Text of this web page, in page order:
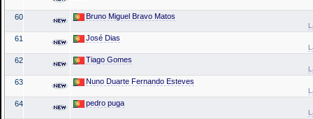
60 Bruno Miguel Bravo Matos
61 José Dias
62 Tiago Gomes
63 Nuno Duarte Fernando Esteves
64 pedro puga